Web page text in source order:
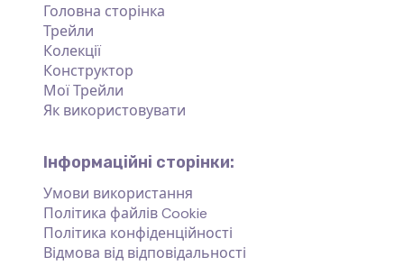
Головна сторінка
Трейли
Колекції
Конструктор
Мої Трейли
Як використовувати
Інформаційні сторінки:
Умови використання
Політика файлів Cookie
Політика конфіденційності
Відмова від відповідальності